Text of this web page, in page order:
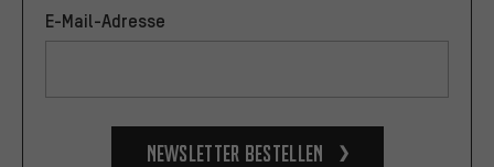
E-Mail-Adresse
Newsletter bestellen